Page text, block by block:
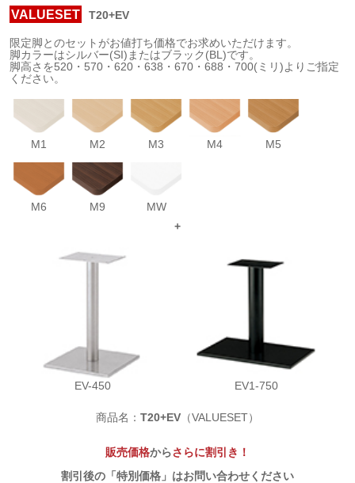
VALUESET T20+EV
限定脚とのセットがお値打ち価格でお求めいただけます。
脚カラーはシルバー(SI)またはブラック(BL)です。
脚高さを520・570・620・638・670・688・700(ミリ)よりご指定
ください。
M1 M2 M3 M4 M5
M6 M9
MW
+
EV-450 EV1-750
商品名： T20+EV （VALUESET）
販売価格からさらに割引き！
割引後の「特別価格」はお問い合わせください